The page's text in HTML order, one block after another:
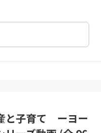
と子育て ーヨー